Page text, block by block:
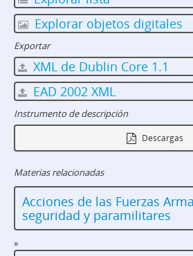
Explorar objetos digitales
Exportar
XML de Dublin Core 1.1
EAD 2002 XML
Instrumento de descripción
Descargas
Materias relacionadas
Acciones de las Fuerzas
seguridad y paramilitares
»